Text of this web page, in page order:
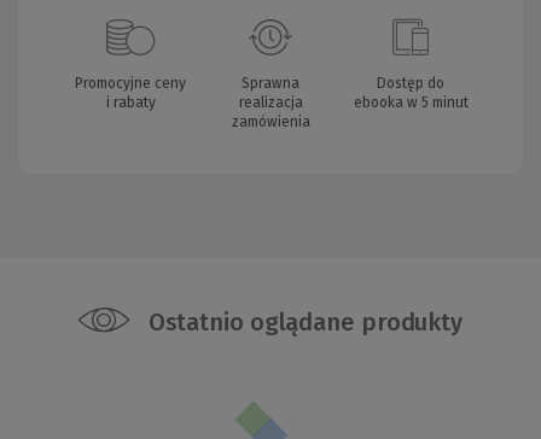
Promocyjne ceny
i rabaty
Sprawna
realizacja
zamówienia
Dostęp do
ebooka w 5 minut
Ostatnio oglądane produkty